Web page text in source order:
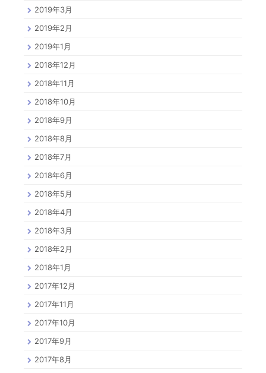
2019年3月
2019年2月
2019年1月
2018年12月
2018年11月
2018年10月
2018年9月
2018年8月
2018年7月
2018年6月
2018年5月
2018年4月
2018年3月
2018年2月
2018年1月
2017年12月
2017年11月
2017年10月
2017年9月
2017年8月